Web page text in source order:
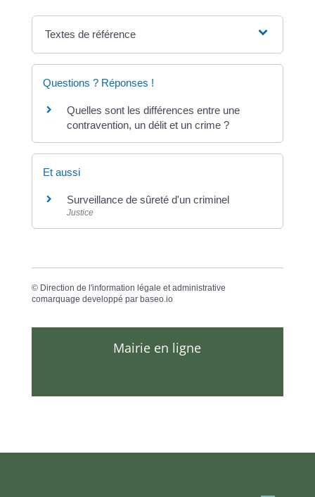
Textes de référence
Questions ? Réponses !
Quelles sont les différences entre une
contravention, un délit et un crime ?
Et aussi
Surveillance de sûreté d'un criminel
Justice
© Direction de l'information légale et administrative
comarquage developpé par baseo.io
Mairie en ligne